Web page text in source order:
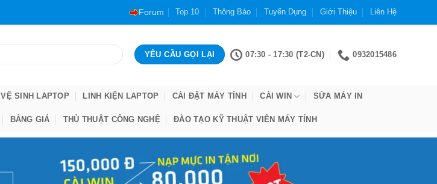
Forum Top 10 Thông Báo Tuyển Dụng Giới Thiệu Liên Hệ
07:30 - 17:30 (T2-CN) 0932015486
VỆ SINH LAPTOP LINH KIỆN LAPTOP CÀI ĐẶT MÁY TÍNH CÀI WIN SỬA MÁY IN
BẢNG GIÁ THỦ THUẬT CÔNG NGHỆ ĐÀO TẠO KỸ THUẬT VIÊN MÁY TÍNH